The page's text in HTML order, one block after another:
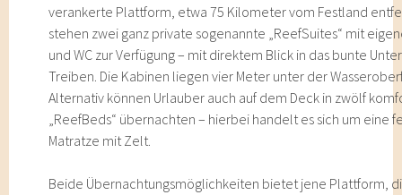
verankerte Plattform, etwa 75 Kilometer vom Festland
stehen zwei ganz private sogenannte „ReefSuites“ mit
und WC zur Verfügung – mit direktem Blick in das bunte
Treiben. Die Kabinen liegen vier Meter unter der
Alternativ können Urlauber auch auf dem Deck in zwölf
„ReefBeds“ übernachten – hierbei handelt es sich um eine
Matratze mit Zelt.
Beide Übernachtungsmöglichkeiten bietet jene Plattform,